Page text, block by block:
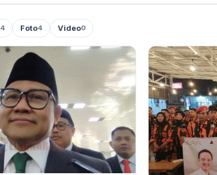
4 Foto4 Video0